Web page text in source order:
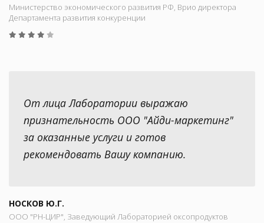
Министерство экономического развития РФ, Врио директора
Департамента развития конкуренции
От лица Лаборатории выражаю
признательность ООО "Айди-маркетинг"
за оказанные услуги и готов
рекомендовать Вашу компанию.
НОСКОВ Ю.Г.
ООО "РН-ЦИР", Заведующий Лабораторией оксопродуктов